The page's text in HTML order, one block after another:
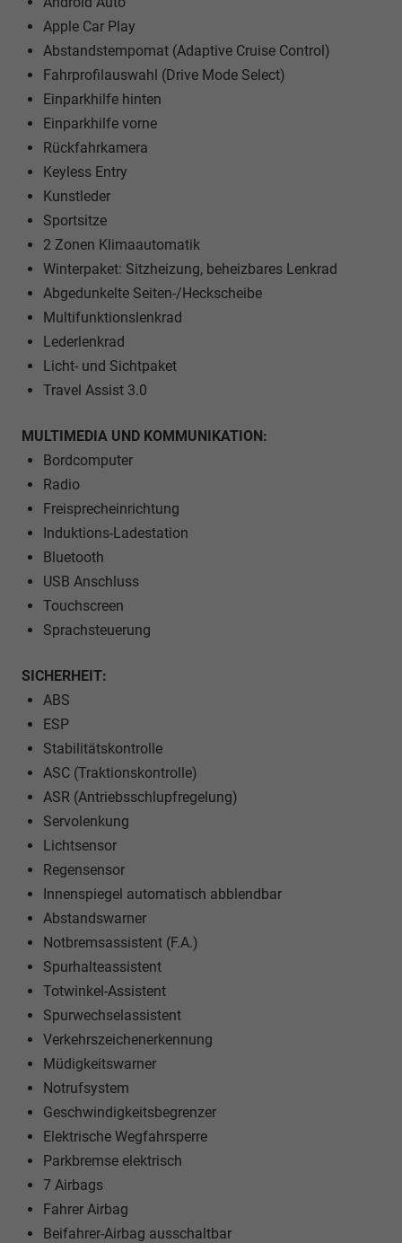
Apple Car Play
Abstandstempomat (Adaptive Cruise Control)
Fahrprofilauswahl (Drive Mode Select)
Einparkhilfe hinten
Einparkhilfe vorne
Rückfahrkamera
Keyless Entry
Kunstleder
Sportsitze
2 Zonen Klimaautomatik
Winterpaket: Sitzheizung, beheizbares Lenkrad
Abgedunkelte Seiten-/Heckscheibe
Multifunktionslenkrad
Lederlenkrad
Licht- und Sichtpaket
Travel Assist 3.0
MULTIMEDIA UND KOMMUNIKATION:
Bordcomputer
Radio
Freisprecheinrichtung
Induktions-Ladestation
Bluetooth
USB Anschluss
Touchscreen
Sprachsteuerung
SICHERHEIT:
ABS
ESP
Stabilitätskontrolle
ASC (Traktionskontrolle)
ASR (Antriebsschlupfregelung)
Servolenkung
Lichtsensor
Regensensor
Innenspiegel automatisch abblendbar
Abstandswarner
Notbremsassistent (F.A.)
Spurhalteassistent
Totwinkel-Assistent
Spurwechselassistent
Verkehrszeichenerkennung
Müdigkeitswarner
Notrufsystem
Geschwindigkeitsbegrenzer
Elektrische Wegfahrsperre
Parkbremse elektrisch
7 Airbags
Fahrer Airbag
Beifahrer-Airbag ausschaltbar